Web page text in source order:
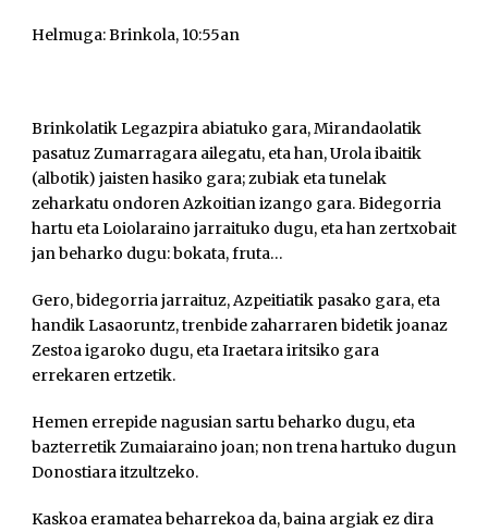
Helmuga: Brinkola, 10:55an
Brinkolatik Legazpira abiatuko gara, Mirandaolatik
pasatuz Zumarragara ailegatu, eta han, Urola ibaitik
(albotik) jaisten hasiko gara; zubiak eta tunelak
zeharkatu ondoren Azkoitian izango gara. Bidegorria
hartu eta Loiolaraino jarraituko dugu, eta han zertxobait
jan beharko dugu: bokata, fruta…
Gero, bidegorria jarraituz, Azpeitiatik pasako gara, eta
handik Lasaoruntz, trenbide zaharraren bidetik joanaz
Zestoa igaroko dugu, eta Iraetara iritsiko gara
errekaren ertzetik.
Hemen errepide nagusian sartu beharko dugu, eta
bazterretik Zumaiaraino joan; non trena hartuko dugun
Donostiara itzultzeko.
Kaskoa eramatea beharrekoa da, baina argiak ez dira